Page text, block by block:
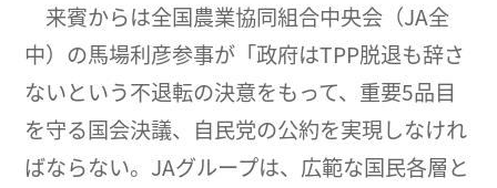
来賓からは全国農業協同組合中央会（JA全
中）の馬場利彦参事が「政府はTPP脱退も辞さ
ないという不退転の決意をもって、重要5品目
を守る国会決議、自民党の公約を実現しなけれ
ばならない。JAグループは、広範な国民各層と